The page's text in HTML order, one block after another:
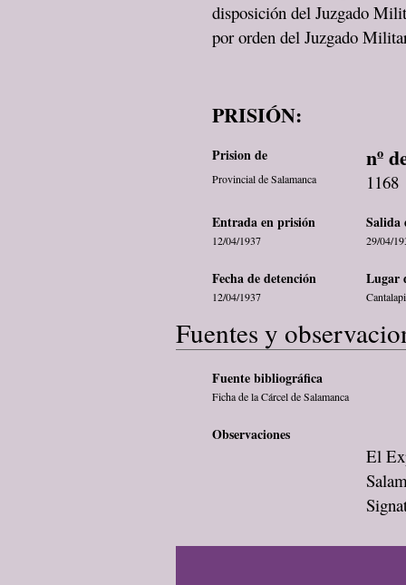
disposición del Juzgado
por orden del Juzgado
PRISIÓN:
Prision de nº
Provincial de Salamanca 1168
Entrada en prisión Salida
12/04/1937 29/04/
Fecha de detención Lugar
12/04/1937
Fuentes y
Fuente bibliográfica
Ficha de la Cárcel de Salamanca
Observaciones
El